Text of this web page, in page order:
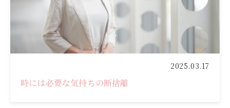
2025.03.17
時には必要な気持ちの断捨離